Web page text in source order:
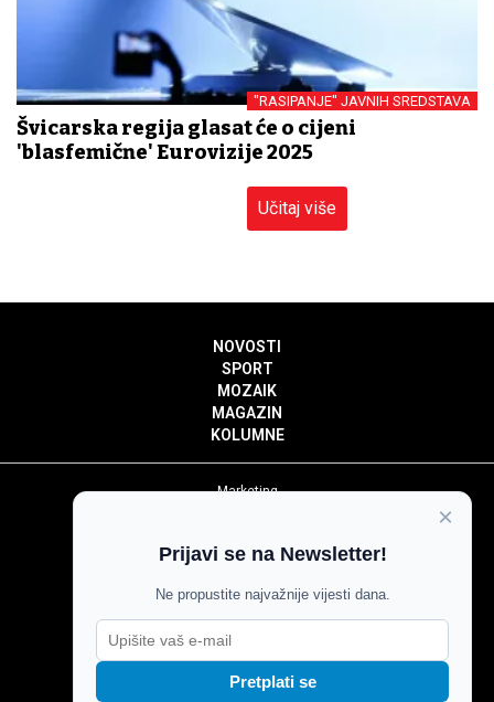
"RASIPANJE" JAVNIH SREDSTAVA
Švicarska regija glasat će o cijeni
'blasfemične' Eurovizije 2025
Učitaj više
NOVOSTI
SPORT
MOZAIK
MAGAZIN
KOLUMNE
Marketing
Impressum
Pravila komentiranja
Agroglas
×
Prijavi se na Newsletter!
Ne propustite najvažnije vijesti dana.
Pretplati se